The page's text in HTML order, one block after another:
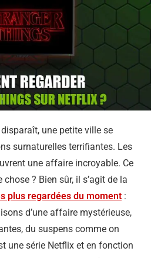
une petite ville se
surnaturelles terrifiantes. Les
une affaire incroyable. Ce
? Bien sûr, il s’agit de la
plus regardées du moment :
d’une affaire mystérieuse,
du suspens comme on
une série Netflix et en fonction